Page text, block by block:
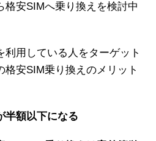
格安SIMへ乗り換えを検討中
用している人をターゲット
格安SIM乗り換えのメリット
半額以下になる